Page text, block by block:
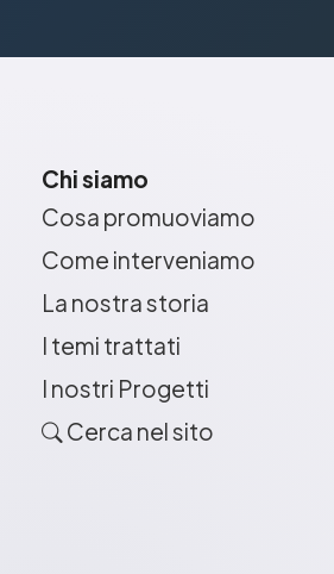
Chi siamo
Cosa promuoviamo
Come interveniamo
La nostra storia
I temi trattati
I nostri Progetti
Cerca nel sito